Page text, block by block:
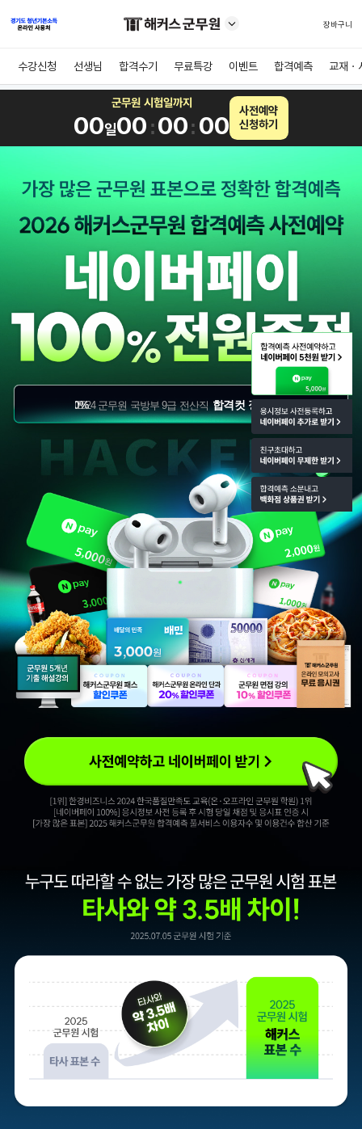
장바구니
수강신청 선생님 합격수기 무료특강 이벤트 합격예측 교재ㆍ
군무원 시험일까지
00일00 :00: 00
사전예약
신청하기
컷 정확도 100%2024 군무원 국방부 9급 전산직 합격컷 정확도 100%2024 군무원 육